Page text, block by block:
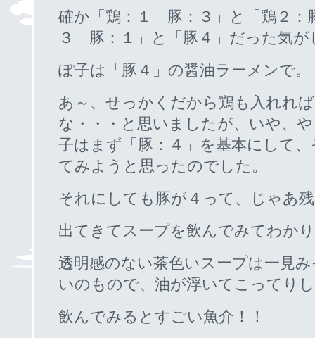
確か「鶏：１ 豚：３」と「鶏２：
３ 豚：１」と「豚４」だった気が
ぽ子は「豚４」の醤油ラーメンで。
あ～、せっかくだから鶏も入れれ
な・・・と思いましたが、いや、
子はまず「豚：４」を基本にして
てみようと思ったのでした。
それにしても豚が４って、じゃあ
出てきてスープを飲んでみてわか
透明感のない茶色いスープは一見
いのもので、油が浮いてこってり
飲んでみるとすごい魚介！！